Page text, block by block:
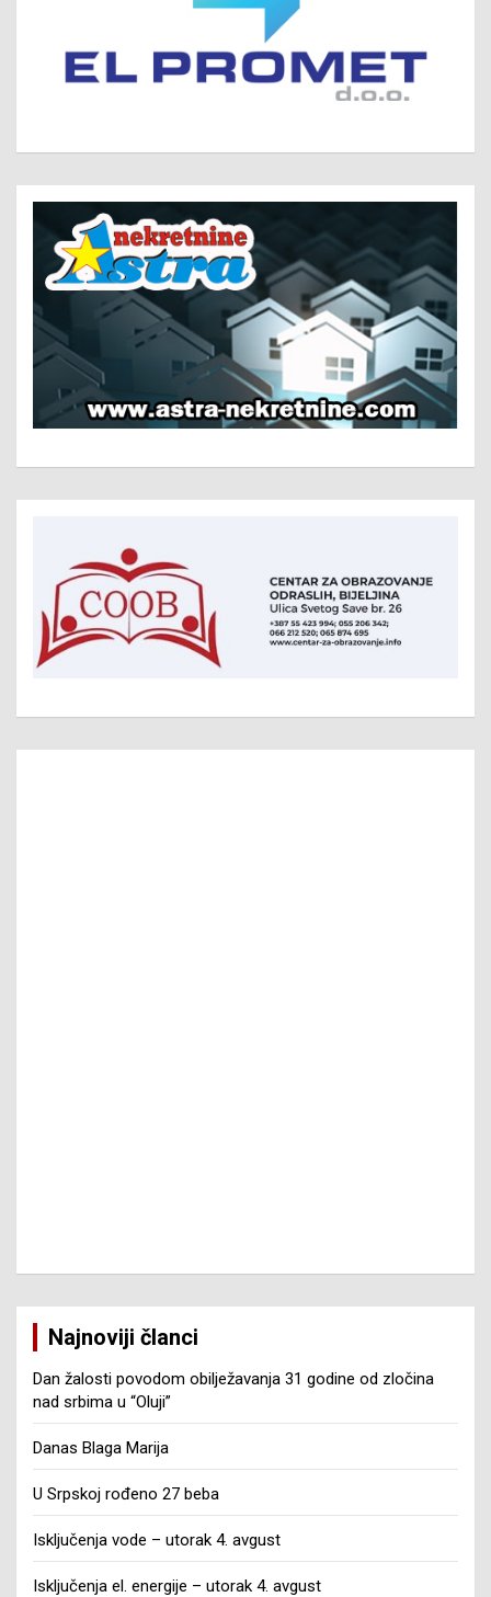
Najnoviji članci
Dan žalosti povodom obilježavanja 31 godine od zločina
nad srbima u “Oluji”
Danas Blaga Marija
U Srpskoj rođeno 27 beba
Isključenja vode – utorak 4. avgust
Isključenja el. energije – utorak 4. avgust